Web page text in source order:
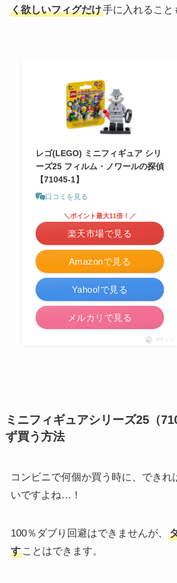
く欲しいフィグだけ手に入れること
レゴ(LEGO) ミニフィギュア シリ
ーズ25 フィルム・ノワールの探偵
【71045-1】
口コミを見る
Amazonで見る
＼ポイント最大11倍！／
楽天市場で見る
Yahoo!で見る
メルカリで見る
ポチップ
ミニフィギュアシリーズ25（
ず買う方法
コンビニで何個か買う時に、できれ
いですよね…！
100％ダブり回避はできませんが、
すことはできます。